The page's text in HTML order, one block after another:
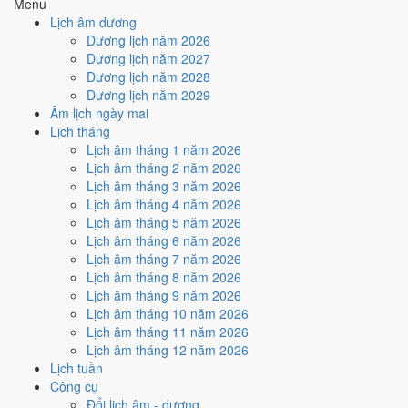
Lịch âm dương
Dương lịch năm 2026
Dương lịch năm 2027
Dương lịch năm 2028
Dương lịch năm 2029
Âm lịch ngày mai
Lịch tháng
Lịch âm tháng 1 năm 2026
Lịch âm tháng 2 năm 2026
Lịch âm tháng 3 năm 2026
Lịch âm tháng 4 năm 2026
Lịch âm tháng 5 năm 2026
Lịch âm tháng 6 năm 2026
Lịch âm tháng 7 năm 2026
Lịch âm tháng 8 năm 2026
Lịch âm tháng 9 năm 2026
Lịch âm tháng 10 năm 2026
Lịch âm tháng 11 năm 2026
Lịch âm tháng 12 năm 2026
Lịch tuần
Công cụ
Đổi lịch âm - dương
Cách tính ngày tốt
🏗️
Động thổ - khởi công
Trung bình
Động thổ - khởi công hôm nay ở
Sao Bích, nhưng Ngày Hắc Đạo kéo giảm điểm.
Cách tính ngày tốt
🏡 Nhập trạch - vào nhà mới
Rất tốt
Nhập trạch - vào nhà mới hôm nay ở
Trực Định và Sao Bích, nhưng Ngày Hắc Đạo kéo giảm
Cách tính ngày tốt
Mua xe - tậu xe
Trung bình
Mua xe - tậu xe hôm nay ởmức trung bình (5/10)
, nhưng Ngày Hắc Đạo kéo giảm điểm.
Cách tính ngày tốt
Xuất hành - đi xa
5
/10Trung bình
Xuất hành - đi xa hôm nay ở
Sao Bích, nhưng Ngày Hắc Đạo kéo giảm điểm.